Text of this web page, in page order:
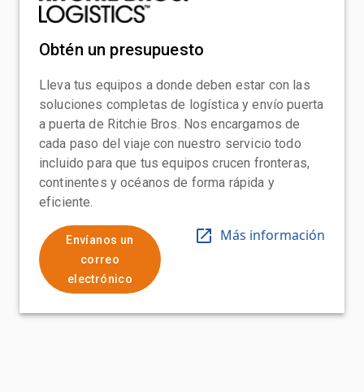
Obtén un presupuesto
Lleva tus equipos a donde deben estar con las
soluciones completas de logística y envío puerta
a puerta de Ritchie Bros. Nos encargamos de
cada paso del viaje con nuestro servicio todo
incluido para que tus equipos crucen fronteras,
continentes y océanos de forma rápida y
eficiente.
Envíanos un
correo
electrónico
Más información